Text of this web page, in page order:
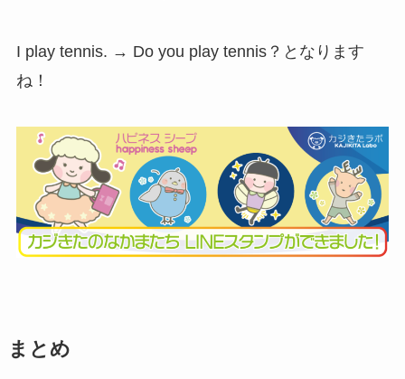
I play tennis. → Do you play tennis？となります
ね！
まとめ